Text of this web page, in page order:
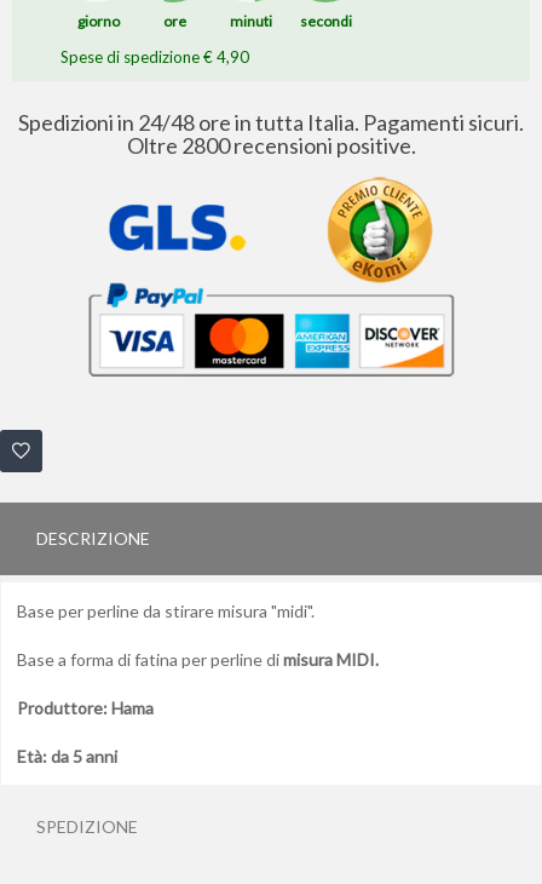
giorno ore minuti secondi
Spese di spedizione € 4,90
Spedizioni in 24/48 ore in tutta Italia. Pagamenti sicuri.
Oltre 2800 recensioni positive.
DESCRIZIONE
Base per perline da stirare misura "midi".
Base a forma di fatina per perline dimisura MIDI.
Produttore: Hama
Età: da 5 anni
SPEDIZIONE